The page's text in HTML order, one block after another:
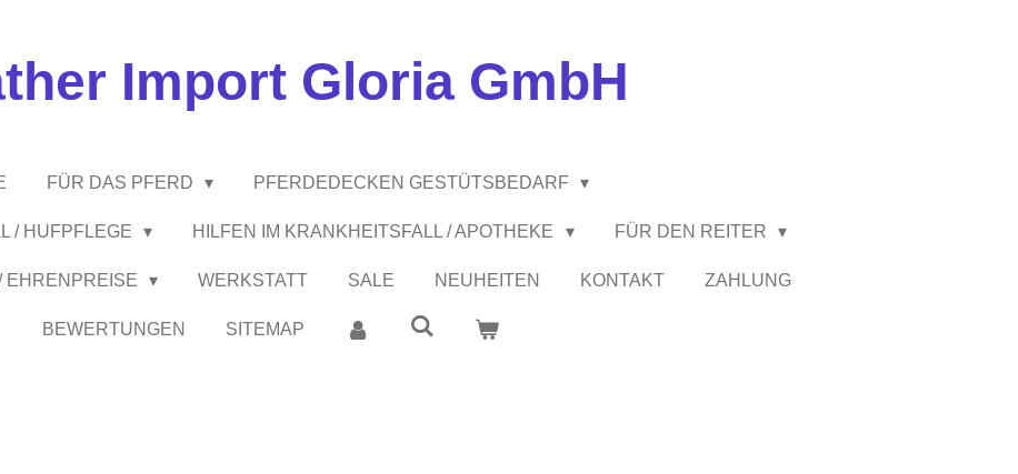
Import Gloria GmbH
FÜR DAS PFERD PFERDEDECKEN GESTÜTSBEDARF
/ HUFPFLEGE HILFEN IM KRANKHEITSFALL / APOTHEKE FÜR DEN REITER
EHRENPREISE WERKSTATT SALE NEUHEITEN KONTAKT ZAHLUNG
BEWERTUNGEN SITEMAP